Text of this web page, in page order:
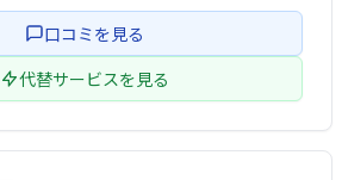
タブレットに対応。
口コミを見る
代替サービスを見る